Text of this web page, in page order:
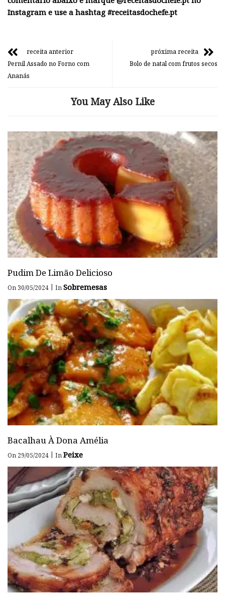
Instagram e use a hashtag #receitasdochefe.pt
receita anterior
Pernil Assado no Forno com
Ananás
próxima receita
Bolo de natal com frutos secos
You May Also Like
Pudim De Limão Delicioso
On 30/05/2024 | InSobremesas
Bacalhau À Dona Amélia
On 29/05/2024 | InPeixe